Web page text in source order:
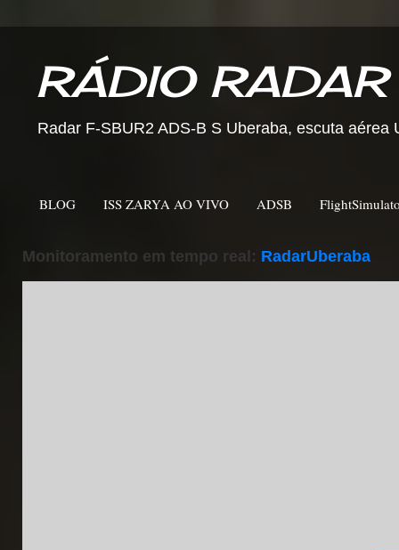
RÁDIO
Radar F-SBUR2 ADS-B S Uberaba, escuta
BLOG ISS ZARYA AO VIVO ADSB
Monitoramento em tempo real: RadarUberaba